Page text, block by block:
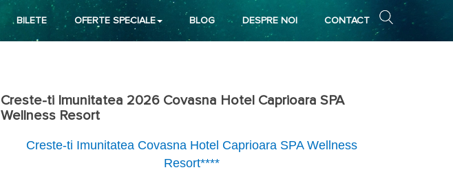
BILETE OFERTE SPECIALE BLOG DESPRE NOI CONTACT
Creste-ti Imunitatea 2026 Covasna Hotel Caprioara SPA
Wellness Resort
Creste-ti Imunitatea Covasna Hotel Caprioara SPA Wellness
Resort****